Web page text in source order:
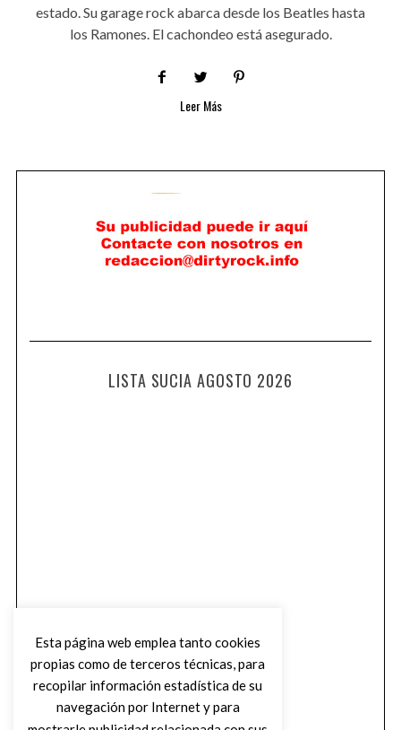
estado. Su garage rock abarca desde los Beatles hasta
los Ramones. El cachondeo está asegurado.
Leer Más
LISTA SUCIA AGOSTO 2026
Esta página web emplea tanto cookies
propias como de terceros técnicas, para
recopilar información estadística de su
navegación por Internet y para